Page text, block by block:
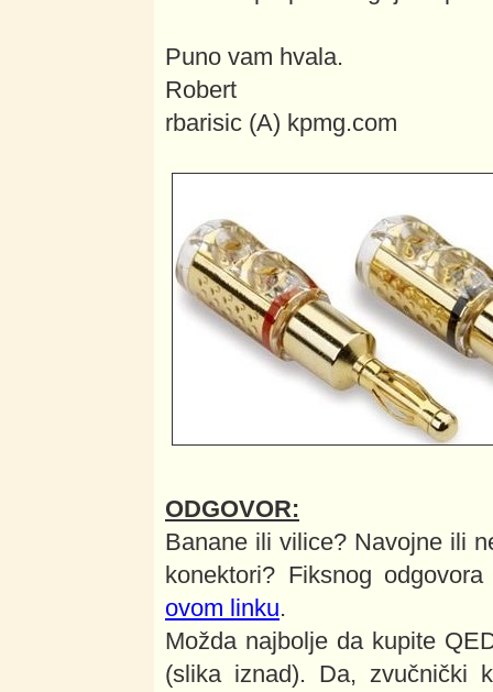
Puno vam hvala.
Robert
rbarisic (A) kpmg.com
ODGOVOR:
Banane ili vilice? Navojne ili
konektori? Fiksnog
ovom linku.
Možda najbolje da kupite
(slika iznad). Da, zvučnički